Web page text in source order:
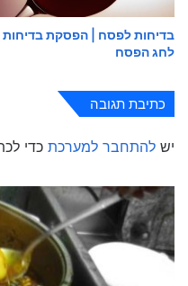
בדיחות לפסח | הפסקת בדיחות
לחג הפסח
כתיבת תגובה
יש להתחבר למערכת כדי